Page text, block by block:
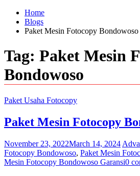
Home
Blogs
Paket Mesin Fotocopy Bondowoso
Tag: Paket Mesin
Bondowoso
Paket Usaha Fotocopy
Paket Mesin Fotocopy
November 23, 2022March 14, 2024
Fotocopy Bondowoso, Paket Mesin
Mesin Fotocopy Bondowoso Garansi0